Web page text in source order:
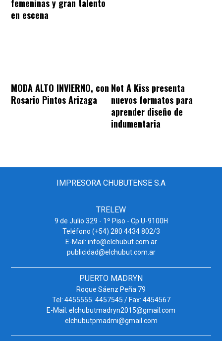
femeninas y gran talento
en escena
MODA ALTO INVIERNO, con
Rosario Pintos Arizaga
Not A Kiss presenta
nuevos formatos para
aprender diseño de
indumentaria
IMPRESORA CHUBUTENSE S.A
TRELEW
9 de Julio 329 - 1º Piso - Cp U-9100H
Teléfono (+54) 280 4434 802/3
E-Mail: info@elchubut.com.ar
publicidad@elchubut.com.ar
PUERTO MADRYN
Roque Sáenz Peña 79
Tel: 4455555. 4457545 / Fax: 4454567
E-Mail: elchubutmadryn2015@gmail.com
elchubutpmadmi@gmail.com